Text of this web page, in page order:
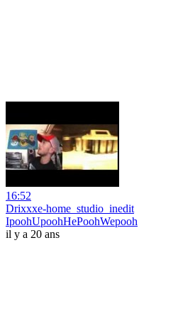
16:52
Drixxxe-home_studio_inedit
IpoohUpoohHePoohWepooh
il y a 20 ans